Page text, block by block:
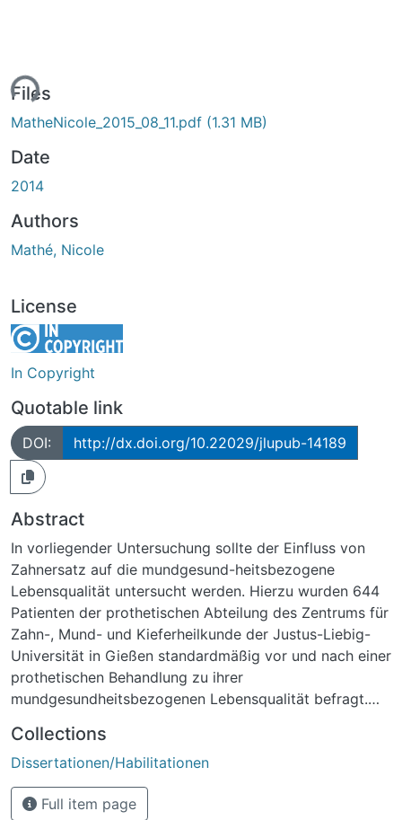
Files
MatheNicole_2015_08_11.pdf (1.31 MB)
Date
2014
Authors
Mathé, Nicole
License
In Copyright
Quotable link
DOI: http://dx.doi.org/10.22029/jlupub-14189
Abstract
In vorliegender Untersuchung sollte der Einfluss von
Zahnersatz auf die mundgesund-heitsbezogene
Lebensqualität untersucht werden. Hierzu wurden 644
Patienten der prothetischen Abteilung des Zentrums für
Zahn-, Mund- und Kieferheilkunde der Justus-Liebig-
Universität in Gießen standardmäßig vor und nach einer
prothetischen Behandlung zu ihrer
mundgesundheitsbezogenen Lebensqualität befragt.
346 festsitzenden Arbeiten wie Kronen und Brücken
über 167 Total- und Modellgussprothesen, die zu
herausnehmbarem Ersatz zusammengefasst wurden,
bis hin zu 153 teleskopierenden, kombinierten
Collections
Dissertationen/Habilitationen
Full item page